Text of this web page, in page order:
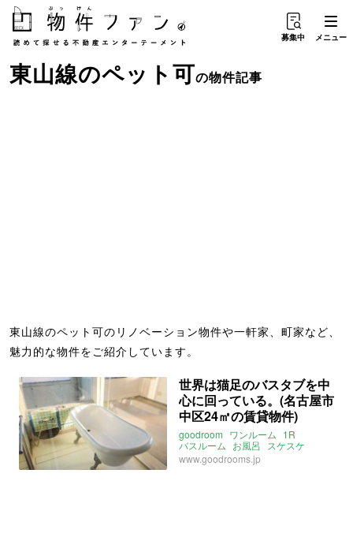
募集中 メニュー
東山線のペット可の物件記事
東山線のペット可のリノベーション物件や一軒家、町家など、
魅力的な物件をご紹介しています。
世界は猫足のバスタブを中
心に回っている。(名古屋市
中区24㎡の賃貸物件)
goodroom ワンルーム 1R
バスルーム お風呂
スケスケ
ペット可 愛知 名古屋
名城線 東山線
www.goodrooms.jp